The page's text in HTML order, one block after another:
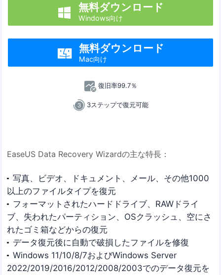
 無料ダウンロード
Windows向け
 無料ダウンロード
Mac向け
復旧率99.7％
3ステップで復元可能
EaseUS Data Recovery Wizardの主な特長：
写真、ビデオ、ドキュメント、メール、その他1000
以上のファイルタイプを復元
フォーマットされたハードドライブ、RAWドライ
ブ、失われたパーティション、OSクラッシュ、空にさ
れたゴミ箱などからの復元
データ復元後に自動で破損したファイルを修復
Windows 11/10/8/7およびWindows Server
2022/2019/2016/2012/2008/2003でのデータ復元を